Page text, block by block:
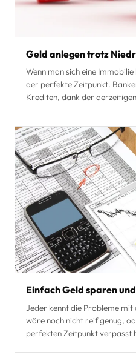
Geld anlegen trotz
Wenn man sich eine
der perfekte Zeitpunkt.
Krediten, dank der
Einfach Geld sparen
Jeder kennt die Probleme
wäre noch nicht reif genug,
perfekten Zeitpunkt verpasst